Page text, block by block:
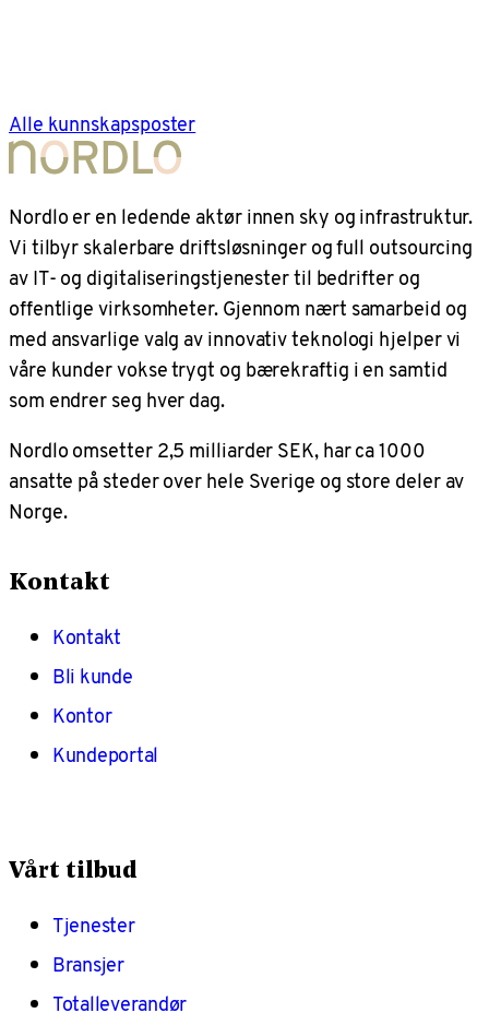
Alle kunnskapsposter
Nordlo er en ledende aktør innen sky og infrastruktur.
Vi tilbyr skalerbare driftsløsninger og full outsourcing
av IT- og digitaliseringstjenester til bedrifter og
offentlige virksomheter. Gjennom nært samarbeid og
med ansvarlige valg av innovativ teknologi hjelper vi
våre kunder vokse trygt og bærekraftig i en samtid
som endrer seg hver dag.
Nordlo omsetter 2,5 milliarder SEK, har ca 1000
ansatte på steder over hele Sverige og store deler av
Norge.
Kontakt
Kontakt
Bli kunde
Kontor
Kundeportal
Vårt tilbud
Tjenester
Bransjer
Totalleverandør